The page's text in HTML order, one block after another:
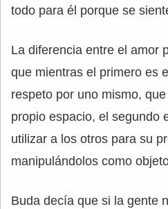
todo para él porque se
La diferencia entre el amor
que mientras el primero es
respeto por uno mismo,
propio espacio, el segundo
utilizar a los otros para su
manipulándolos como
Buda decía que si la gente